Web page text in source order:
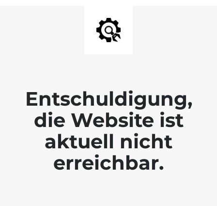
Entschuldigung,
die Website ist
aktuell nicht
erreichbar.